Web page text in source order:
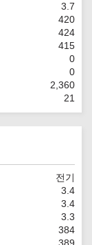
3.7
420
424
415
0
0
2,360
21
전기
3.4
3.4
3.3
384